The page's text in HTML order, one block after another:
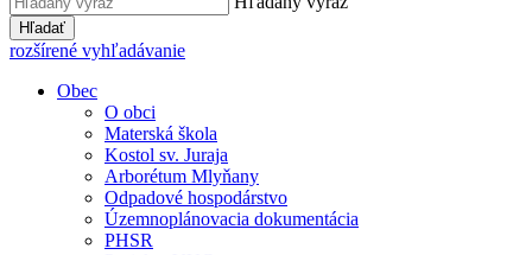
Hľadať
rozšírené vyhľadávanie
Obec
O obci
Materská škola
Kostol sv. Juraja
Arborétum Mlyňany
Odpadové hospodárstvo
Územnoplánovacia dokumentácia
PHSR